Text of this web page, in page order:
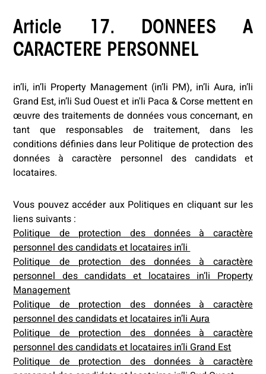
Article 17. DONNEES A
CARACTERE PERSONNEL
in’li, in’li Property Management (in’li PM), in’li Aura, in’li
Grand Est, in’li Sud Ouest et in'li Paca & Corse mettent en
œuvre des traitements de données vous concernant, en
tant que responsables de traitement, dans les
conditions définies dans leur Politique de protection des
données à caractère personnel des candidats et
locataires.
Vous pouvez accéder aux Politiques en cliquant sur les
liens suivants :
Politique de protection des données à caractère
personnel des candidats et locataires in’li
Politique de protection des données à caractère
personnel des candidats et locataires in’li Property
Management
Politique de protection des données à caractère
personnel des candidats et locataires in’li Aura
Politique de protection des données à caractère
personnel des candidats et locataires in’li Grand Est
Politique de protection des données à caractère